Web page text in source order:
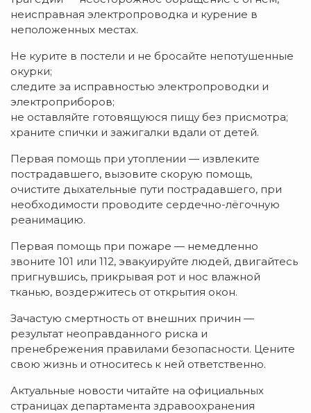
неисправная электропроводка и курение в
неположенных местах.
Не курите в постели и не бросайте непотушенные
окурки;
следите за исправностью электропроводки и
электроприборов;
не оставляйте готовящуюся пищу без присмотра;
храните спички и зажигалки вдали от детей.
Первая помощь при утоплении — извлеките
пострадавшего, вызовите скорую помощь,
очистите дыхательные пути пострадавшего, при
необходимости проводите сердечно-лёгочную
реанимацию.
Первая помощь при пожаре — немедленно
звоните 101 или 112, эвакуируйте людей, двигайтесь
пригнувшись, прикрывая рот и нос влажной
тканью, воздержитесь от открытия окон.
Зачастую смертность от внешних причин —
результат неоправданного риска и
пренебрежения правилами безопасности. Цените
свою жизнь и относитесь к ней ответственно.
Актуальные новости читайте на официальных
страницах департамента здравоохранения